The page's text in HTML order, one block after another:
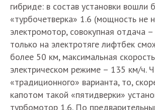
гибриде: в состав установки вошли
«турбочетверка» 1.6 (мощность не
электромотор, совокупная отдача
только на электротяге лифтбек
более 50 км, максимальная
электрическом режиме – 135 км/ч.
«традиционного» варианта, то,
капотом такой «пятидверки»
турбомотор 1.6. По